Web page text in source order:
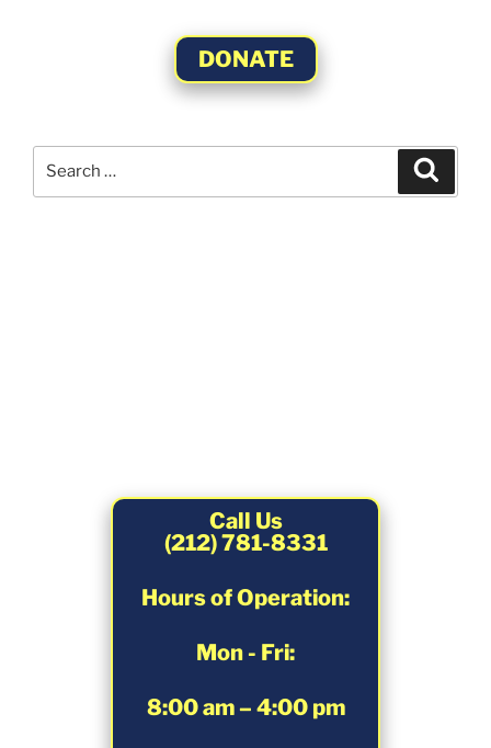
DONATE
Call Us
(212) 781-8331
Hours of Operation:
Mon - Fri:
8:00 am – 4:00 pm